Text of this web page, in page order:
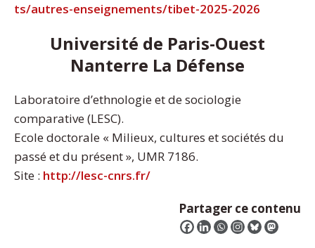
ts/autres-enseignements/tibet-2025-2026
Université de Paris-Ouest
Nanterre La Défense
Laboratoire d’ethnologie et de sociologie
comparative (LESC).
Ecole doctorale « Milieux, cultures et sociétés du
passé et du présent », UMR 7186.
Site : http://lesc-cnrs.fr/
Partager ce contenu